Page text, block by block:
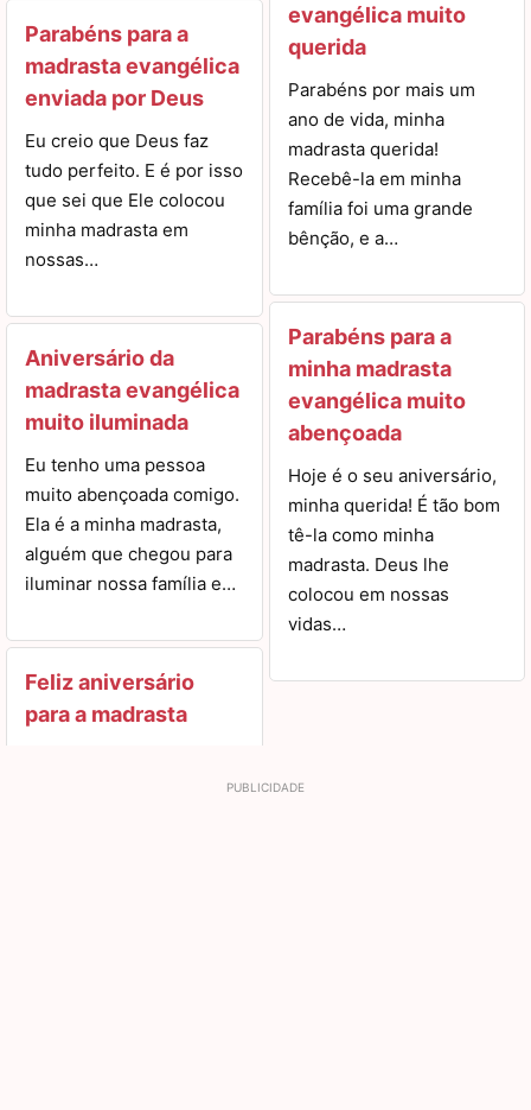
Parabéns para a
madrasta evangélica
enviada por Deus
Eu creio que Deus faz
tudo perfeito. E é por isso
que sei que Ele colocou
minha madrasta em
nossas…
Aniversário da
madrasta evangélica
muito iluminada
Eu tenho uma pessoa
muito abençoada comigo.
Ela é a minha madrasta,
alguém que chegou para
iluminar nossa família e…
Feliz aniversário
para a madrasta
evangélica muito
querida
Parabéns por mais um
ano de vida, minha
madrasta querida!
Recebê-la em minha
família foi uma grande
bênção, e a…
Parabéns para a
minha madrasta
evangélica muito
abençoada
Hoje é o seu aniversário,
minha querida! É tão bom
tê-la como minha
madrasta. Deus lhe
colocou em nossas
vidas…